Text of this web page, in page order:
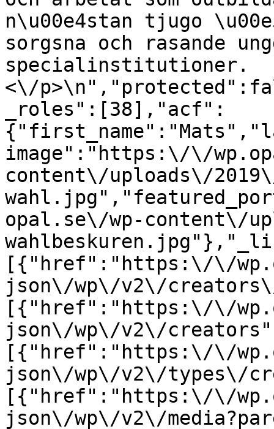
n\u00e4stan tjugo
sorgsna och rasande
specialinstitutioner.
<\/
_roles":[38],"acf":
image":"https:\/\/
content\/uploads\/
opal.se\/wp-content\/
[{"href":"https:\/\/
json\/wp\/v2\/
[{"href":"https:\/\/
json\/wp\/v2\/
[{"href":"https:\/\/
json\/wp\/v2\/types\/
[{"href":"https:\/\/
json\/wp\/v2\/